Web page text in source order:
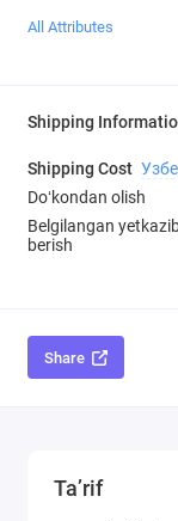
All Attributes
Shipping
Shipping Cost
Doʻkondan olish
Belgilangan
berish
Share
Ta’rif